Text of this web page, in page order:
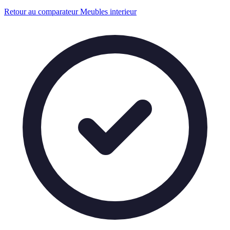
Retour au comparateur Meubles interieur